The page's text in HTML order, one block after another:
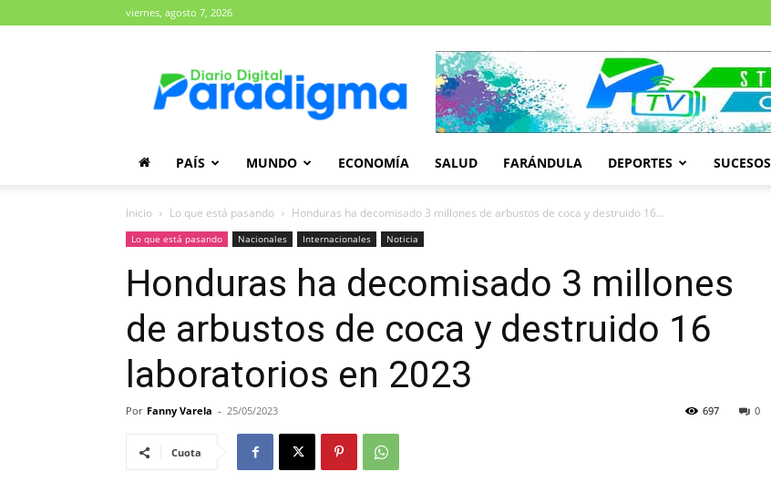
viernes, agosto 7, 2026
Paradigma
PAÍS MUNDO ECONOMÍA SALUD FARÁNDULA DEPORTES SUCESOS
Inicio Lo que está pasando Honduras ha decomisado 3 millones de arbustos de coca y destruido 16...
Lo que está pasando Nacionales Internacionales Noticia
Honduras ha decomisado 3 millones
de arbustos de coca y destruido 16
laboratorios en 2023
Por Fanny Varela - 25/05/2023 0
697
Cuota